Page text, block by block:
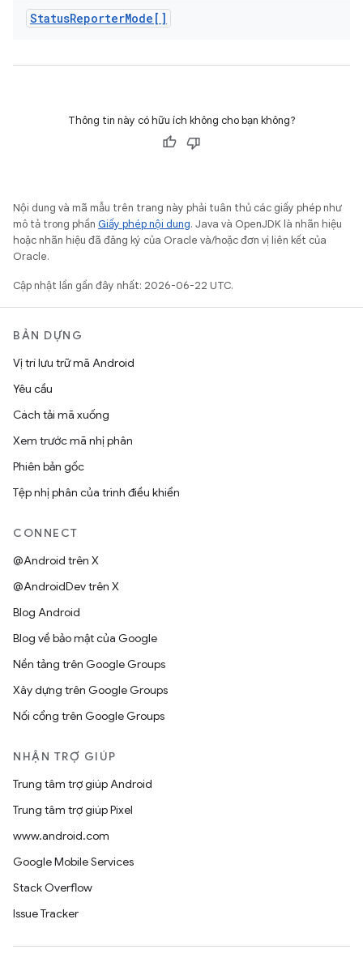
StatusReporterMode[]
Thông tin này có hữu ích không cho bạn không?
Nội dung và mã mẫu trên trang này phải tuân thủ các giấy phép như
mô tả trong phần Giấy phép nội dung. Java và OpenJDK là nhãn hiệu
hoặc nhãn hiệu đã đăng ký của Oracle và/hoặc đơn vị liên kết của
Oracle.
Cập nhật lần gần đây nhất: 2026-06-22 UTC.
BẢN DỰNG
Vị trí lưu trữ mã Android
Yêu cầu
Cách tải mã xuống
Xem trước mã nhị phân
Phiên bản gốc
Tệp nhị phân của trình điều khiển
CONNECT
@Android trên X
@AndroidDev trên X
Blog Android
Blog về bảo mật của Google
Nền tảng trên Google Groups
Xây dựng trên Google Groups
Nối cổng trên Google Groups
NHẬN TRỢ GIÚP
Trung tâm trợ giúp Android
Trung tâm trợ giúp Pixel
www.android.com
Google Mobile Services
Stack Overflow
Issue Tracker